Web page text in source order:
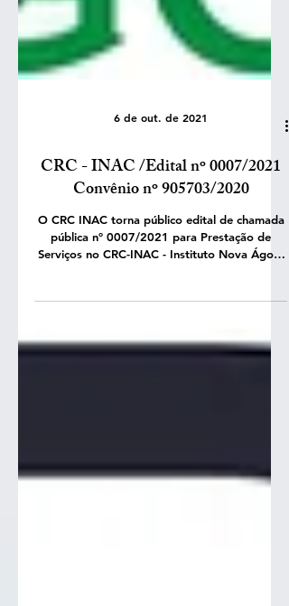
CRC - INAC /Edital nº 0007/2021
Convênio nº 905703/2020
O CRC INAC torna público edital de chamada
pública nº 0007/2021 para Prestação de
de...